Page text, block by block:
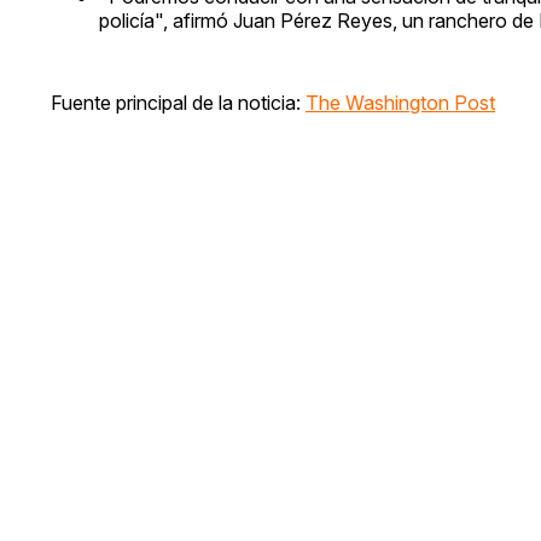
policía", afirmó Juan Pérez Reyes, un ranchero de
Fuente principal de la noticia: The Washington Post